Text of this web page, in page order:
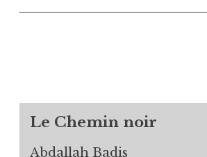
Le Chemin noir
Abdallah Badis